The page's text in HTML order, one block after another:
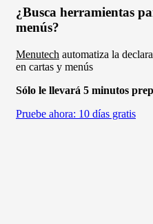
¿Busca herramientas
menús?
Menutech automatiza la
en cartas y menús
Sólo le llevará 5 minutos
Pruebe ahora: 10 días gratis